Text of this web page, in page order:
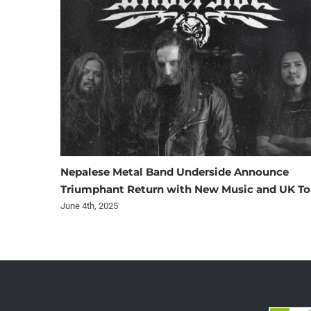
Nepalese Metal Band Underside Announce
Triumphant Return with New Music and UK
June 4th, 2025